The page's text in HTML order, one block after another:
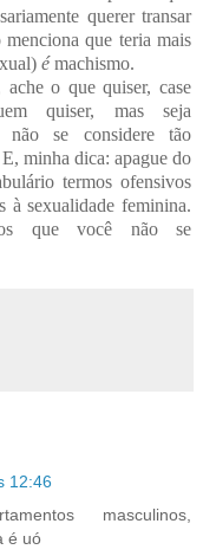
querer transar
menciona que teria mais
émachismo.
ache o que quiser, case
quiser, mas seja
não se considere tão
minha dica: apague do
termos ofensivos
à sexualidade feminina.
que você não se
12:46
masculinos,
é uó